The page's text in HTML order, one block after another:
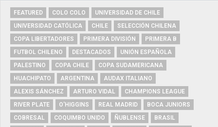
FEATURED COLO COLO
UNIVERSIDAD DE CHILE
UNIVERSIDAD CATÓLICA
CHILE
SELECCIÓN CHILENA
COPA LIBERTADORES
PRIMERA DIVISIÓN
PRIMERA B
FUTBOL CHILENO
DESTACADOS
UNIÓN ESPAÑOLA
PALESTINO
COPA CHILE
COPA SUDAMERICANA
HUACHIPATO
ARGENTINA
AUDAX ITALIANO
ALEXIS SÁNCHEZ
ARTURO VIDAL
CHAMPIONS LEAGUE
RIVER PLATE
O'HIGGINS REAL MADRID
BOCA JUNIORS
COBRESAL
COQUIMBO UNIDO ÑUBLENSE
BRASIL